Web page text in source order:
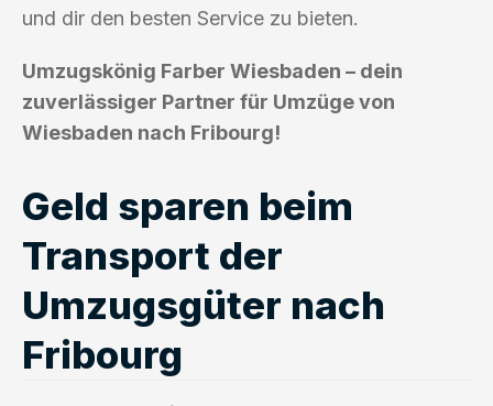
und dir den besten Service zu bieten.
Umzugskönig Farber Wiesbaden – dein
zuverlässiger Partner für Umzüge von
Wiesbaden nach Fribourg!
Geld sparen beim
Transport der
Umzugsgüter nach
Fribourg